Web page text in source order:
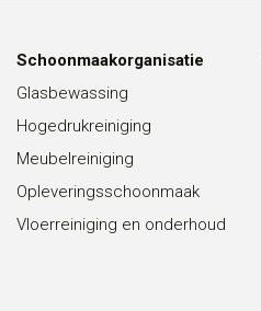
Schoonmaakorganisatie
Glasbewassing
Hogedrukreiniging
Meubelreiniging
Opleveringsschoonmaak
Vloerreiniging en onderhoud